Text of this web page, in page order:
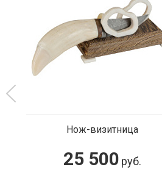
Нож-визитница
25 500 руб.